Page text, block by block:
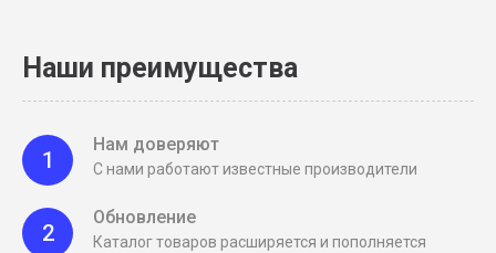
Наши преимущества
1
Нам доверяют
С нами работают известные производители
2
Обновление
Каталог товаров расширяется и пополняется